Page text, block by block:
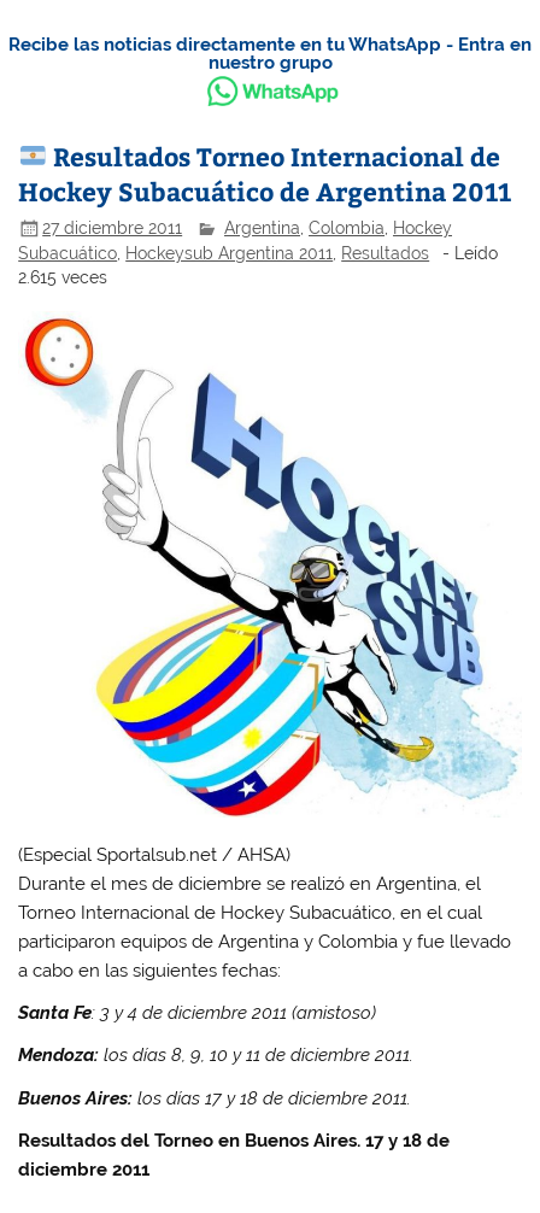
Recibe las noticias directamente en tu WhatsApp - Entra en
nuestro grupo
Resultados Torneo Internacional de
Hockey Subacuático de Argentina 2011
27 diciembre 2011 Argentina ,Colombia
Hockey
Subacuático, Hockeysub Argentina 2011, Resultados
- Leído
2.615 veces
(Especial Sportalsub.net / AHSA)
Durante el mes de diciembre se realizó en Argentina, el
Torneo Internacional de Hockey Subacuático, en el cual
participaron equipos de Argentina y Colombia y fue llevado
a cabo en las siguientes fechas:
Santa Fe: 3 y 4 de diciembre 2011 (amistoso)
Mendoza: los días 8, 9, 10 y 11 de diciembre 2011.
Buenos Aires: los días 17 y 18 de diciembre 2011.
Resultados del Torneo en Buenos Aires. 17 y 18 de
diciembre 2011